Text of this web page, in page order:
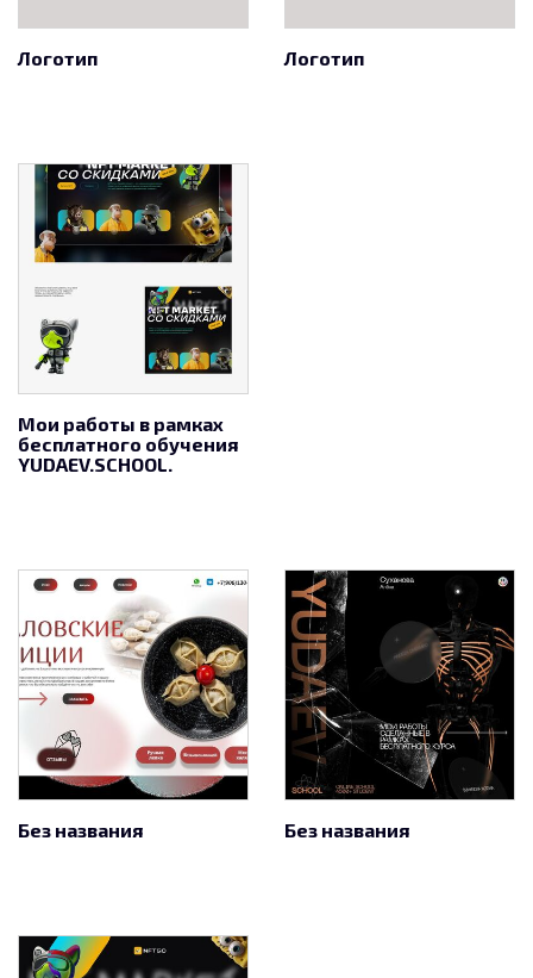
Логотип Логотип
Мои работы в рамках
бесплатного обучения
YUDAEV.SCHOOL.
Без названия Без названия